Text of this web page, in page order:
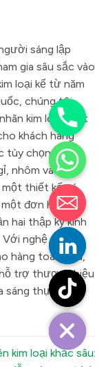
sáng lập
gia sâu sắc vào
loại kể từ năm
chúng tôi
kim loại chất
khách hàng
tùy chọn niken,
nhôm và PET
một thiết kế cá
đơn hàng số
hai thập kỷ kinh
nghệ thuật
hàng toàn cầu,
trợ thương hiệu
sáng thực sự!
kim loại khắc sâu: